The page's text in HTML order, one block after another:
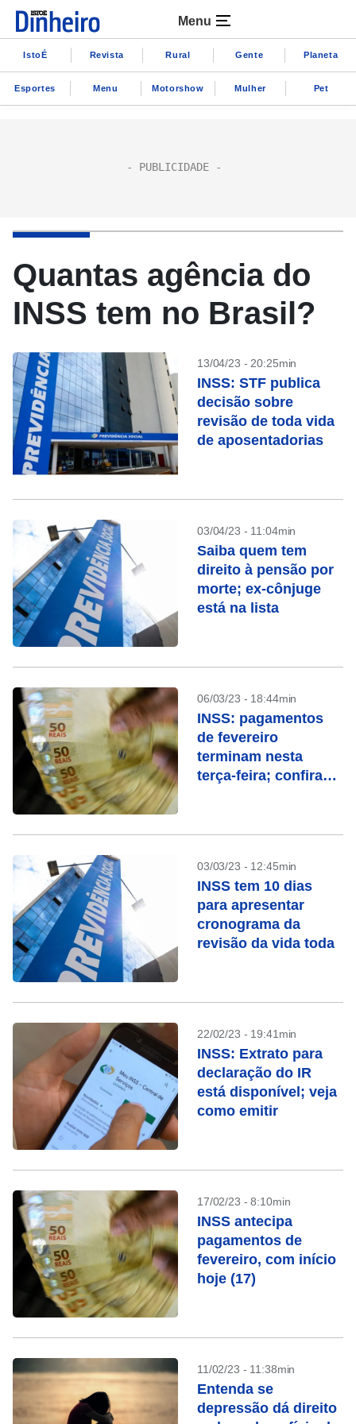
Menu
IstoÉ Revista Rural Gente Planeta
Esportes Menu Motorshow Mulher Pet
Quantas agência do
INSS tem no Brasil?
13/04/23 - 20:25min
INSS: STF publica
decisão sobre
revisão de toda vida
de aposentadorias
03/04/23 - 11:04min
Saiba quem tem
direito à pensão por
morte; ex-cônjuge
está na lista
06/03/23 - 18:44min
INSS: pagamentos
de fevereiro
terminam nesta
terça-feira; confira
03/03/23 - 12:45min
INSS tem 10 dias
para apresentar
cronograma da
revisão da vida toda
22/02/23 - 19:41min
INSS: Extrato para
declaração do IR
está disponível; veja
como emitir
17/02/23 - 8:10min
INSS antecipa
pagamentos de
fevereiro, com início
hoje (17)
11/02/23 - 11:38min
Entenda se
depressão dá direito